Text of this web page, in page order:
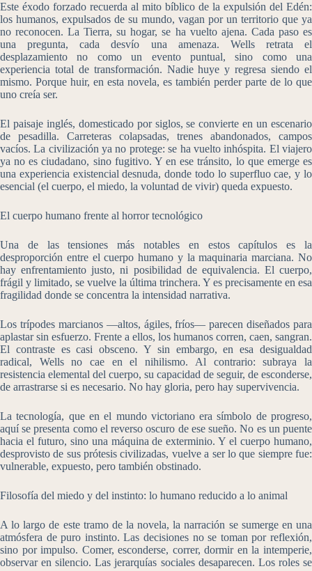
Este éxodo forzado recuerda al mito bíblico de la expulsión del Edén:
los humanos, expulsados de su mundo, vagan por un territorio que ya
no reconocen. La Tierra, su hogar, se ha vuelto ajena. Cada paso es
una pregunta, cada desvío una amenaza. Wells retrata el
desplazamiento no como un evento puntual, sino como una
experiencia total de transformación. Nadie huye y regresa siendo el
mismo. Porque huir, en esta novela, es también perder parte de lo que
uno creía ser.
El paisaje inglés, domesticado por siglos, se convierte en un escenario
de pesadilla. Carreteras colapsadas, trenes abandonados, campos
vacíos. La civilización ya no protege: se ha vuelto inhóspita. El viajero
ya no es ciudadano, sino fugitivo. Y en ese tránsito, lo que emerge es
una experiencia existencial desnuda, donde todo lo superfluo cae, y lo
esencial (el cuerpo, el miedo, la voluntad de vivir) queda expuesto.
El cuerpo humano frente al horror tecnológico
Una de las tensiones más notables en estos capítulos es la
desproporción entre el cuerpo humano y la maquinaria marciana. No
hay enfrentamiento justo, ni posibilidad de equivalencia. El cuerpo,
frágil y limitado, se vuelve la última trinchera. Y es precisamente en esa
fragilidad donde se concentra la intensidad narrativa.
Los trípodes marcianos —altos, ágiles, fríos— parecen diseñados para
aplastar sin esfuerzo. Frente a ellos, los humanos corren, caen, sangran.
El contraste es casi obsceno. Y sin embargo, en esa desigualdad
radical, Wells no cae en el nihilismo. Al contrario: subraya la
resistencia elemental del cuerpo, su capacidad de seguir, de esconderse,
de arrastrarse si es necesario. No hay gloria, pero hay supervivencia.
La tecnología, que en el mundo victoriano era símbolo de progreso,
aquí se presenta como el reverso oscuro de ese sueño. No es un puente
hacia el futuro, sino una máquina de exterminio. Y el cuerpo humano,
desprovisto de sus prótesis civilizadas, vuelve a ser lo que siempre fue:
vulnerable, expuesto, pero también obstinado.
Filosofía del miedo y del instinto: lo humano reducido a lo animal
A lo largo de este tramo de la novela, la narración se sumerge en una
atmósfera de puro instinto. Las decisiones no se toman por reflexión,
sino por impulso. Comer, esconderse, correr, dormir en la intemperie,
observar en silencio. Las jerarquías sociales desaparecen. Los roles se